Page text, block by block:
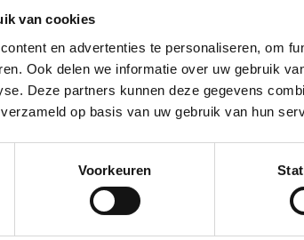
van cookies
en advertenties te personaliseren, om
Ook delen we informatie over uw gebruik
Deze partners kunnen deze gegevens
op basis van uw gebruik van hun
Voorkeuren
wat voor jou de beste vervolgstap
documenten, bijvoorbeeld
en houd ook andere software
. Een overstap hoeft niet
2025 actie te
functioneren, maar zonder
neemt toe. Door
alternatief, werk je veilig
Wanneer